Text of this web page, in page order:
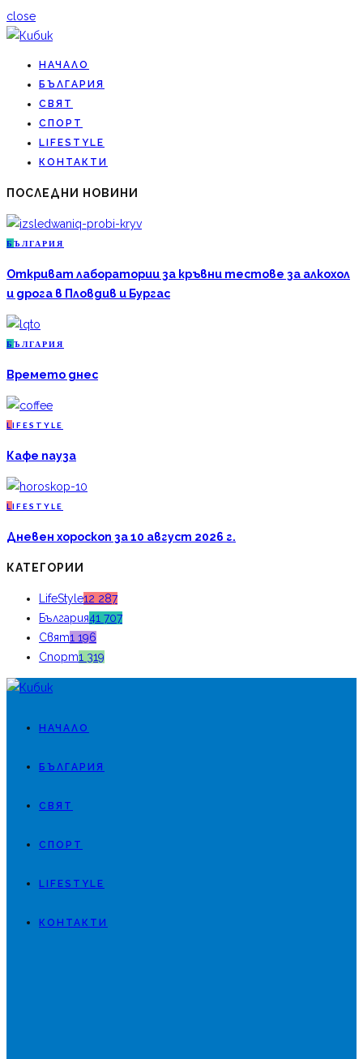
close
НАЧАЛО
БЪЛГАРИЯ
СВЯТ
СПОРТ
LIFESTYLE
КОНТАКТИ
ПОСЛЕДНИ НОВИНИ
Б ЪЛГАРИЯ
Откриват лаборатории за кръвни тестове за алкохол
и дрога в Пловдив и Бургас
Б ЪЛГАРИЯ
Времето днес
L IFESTYLE
Кафе пауза
L IFESTYLE
Дневен хороскоп за 10 август 2026 г.
КАТЕГОРИИ
LifeStyle12 287
България41 707
Свят1 196
Спорт1 319
НАЧАЛО
БЪЛГАРИЯ
СВЯТ
СПОРТ
LIFESTYLE
КОНТАКТИ